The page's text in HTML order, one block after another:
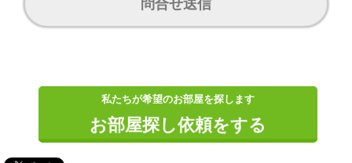
問合せ送信
私たちが希望のお部屋を探します
お部屋探し依頼をする